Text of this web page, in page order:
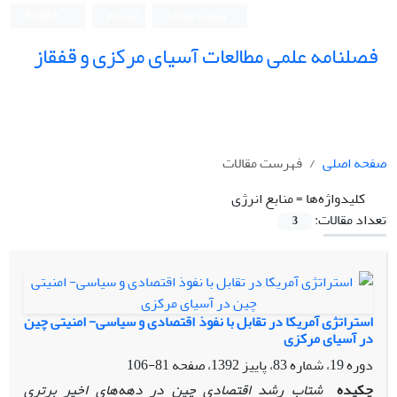
فصلنامه علمی مطالعات آسیای مرکزی و قفقاز
صفحه اصلی
فهرست مقالات
کلیدواژه‌ها =منابع انرژی
تعداد مقالات:
3
استراتژی آمریکا در تقابل با نفوذ اقتصادی و سیاسی- امنیتی چین
در آسیای مرکزی
دوره 19، شماره 83، پاییز 1392، صفحه
81-106
چکیده شتاب رشد اقتصادی چین در دهه‌های اخیر برتری